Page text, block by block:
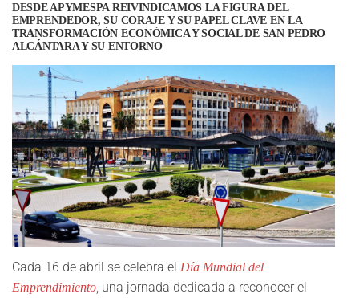
DESDE APYMESPA REIVINDICAMOS LA FIGURA DEL
EMPRENDEDOR, SU CORAJE Y SU PAPEL CLAVE EN LA
TRANSFORMACIÓN ECONÓMICA Y SOCIAL DE SAN PEDRO
ALCÁNTARA Y SU ENTORNO
Cada 16 de abril se celebra el Día Mundial del
Emprendimiento , una jornada dedicada a reconocer el